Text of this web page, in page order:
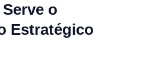
o
Estratégico